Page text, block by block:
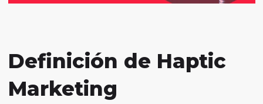
Definición de Haptic
Marketing